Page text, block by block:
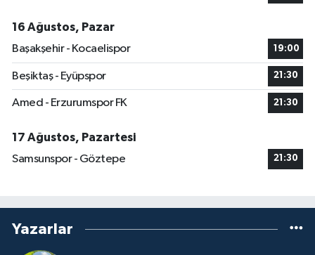
16 Ağustos, Pazar
Başakşehir - Kocaelispor
19:00
Beşiktaş - Eyüpspor 21:30
Amed - Erzurumspor FK 21:30
17 Ağustos, Pazartesi
Samsunspor - Göztepe
21:30
Yazarlar